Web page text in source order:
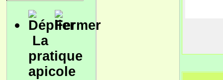
La
pratique
apicole